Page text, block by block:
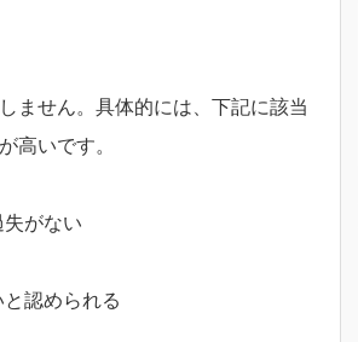
ません。具体的には、下記に該当
高いです。
がない
認められる